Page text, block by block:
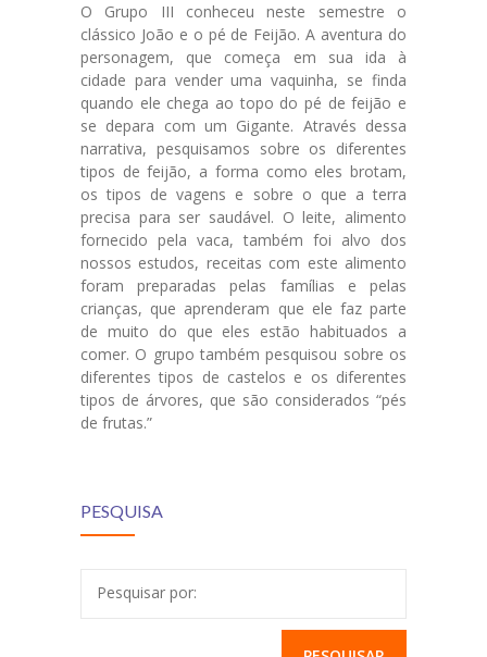
Biblioteca
de conteúdo
Portal
da Família
Agende um
Encontro
O Grupo III conheceu neste semestre o
clássico João e o pé de Feijão. A aventura do
personagem, que começa em sua ida à
cidade para vender uma vaquinha, se finda
quando ele chega ao topo do pé de feijão e
se depara com um Gigante. Através dessa
narrativa, pesquisamos sobre os diferentes
tipos de feijão, a forma como eles brotam,
os tipos de vagens e sobre o que a terra
precisa para ser saudável. O leite, alimento
fornecido pela vaca, também foi alvo dos
nossos estudos, receitas com este alimento
foram preparadas pelas famílias e pelas
crianças, que aprenderam que ele faz parte
de muito do que eles estão habituados a
comer. O grupo também pesquisou sobre os
diferentes tipos de castelos e os diferentes
tipos de árvores, que são considerados “pés
de frutas.”
PESQUISA
Pesquisar por: